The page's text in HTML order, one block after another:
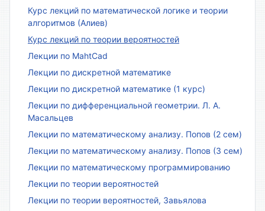
Курс лекций по математической логике и теории
алгоритмов (Алиев)
Курс лекций по теории вероятностей
Лекции по MahtCad
Лекции по дискретной математике
Лекции по дискретной математике (1 курс)
Лекции по дифференциальной геометрии. Л. А.
Масальцев
Лекции по математическому анализу. Попов (2 сем)
Лекции по математическому анализу. Попов (3 сем)
Лекции по математическому программированию
Лекции по теории вероятностей
Лекции по теории вероятностей, Завьялова